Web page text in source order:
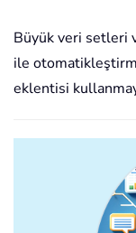
Büyük veri setleri
ile
eklentisi